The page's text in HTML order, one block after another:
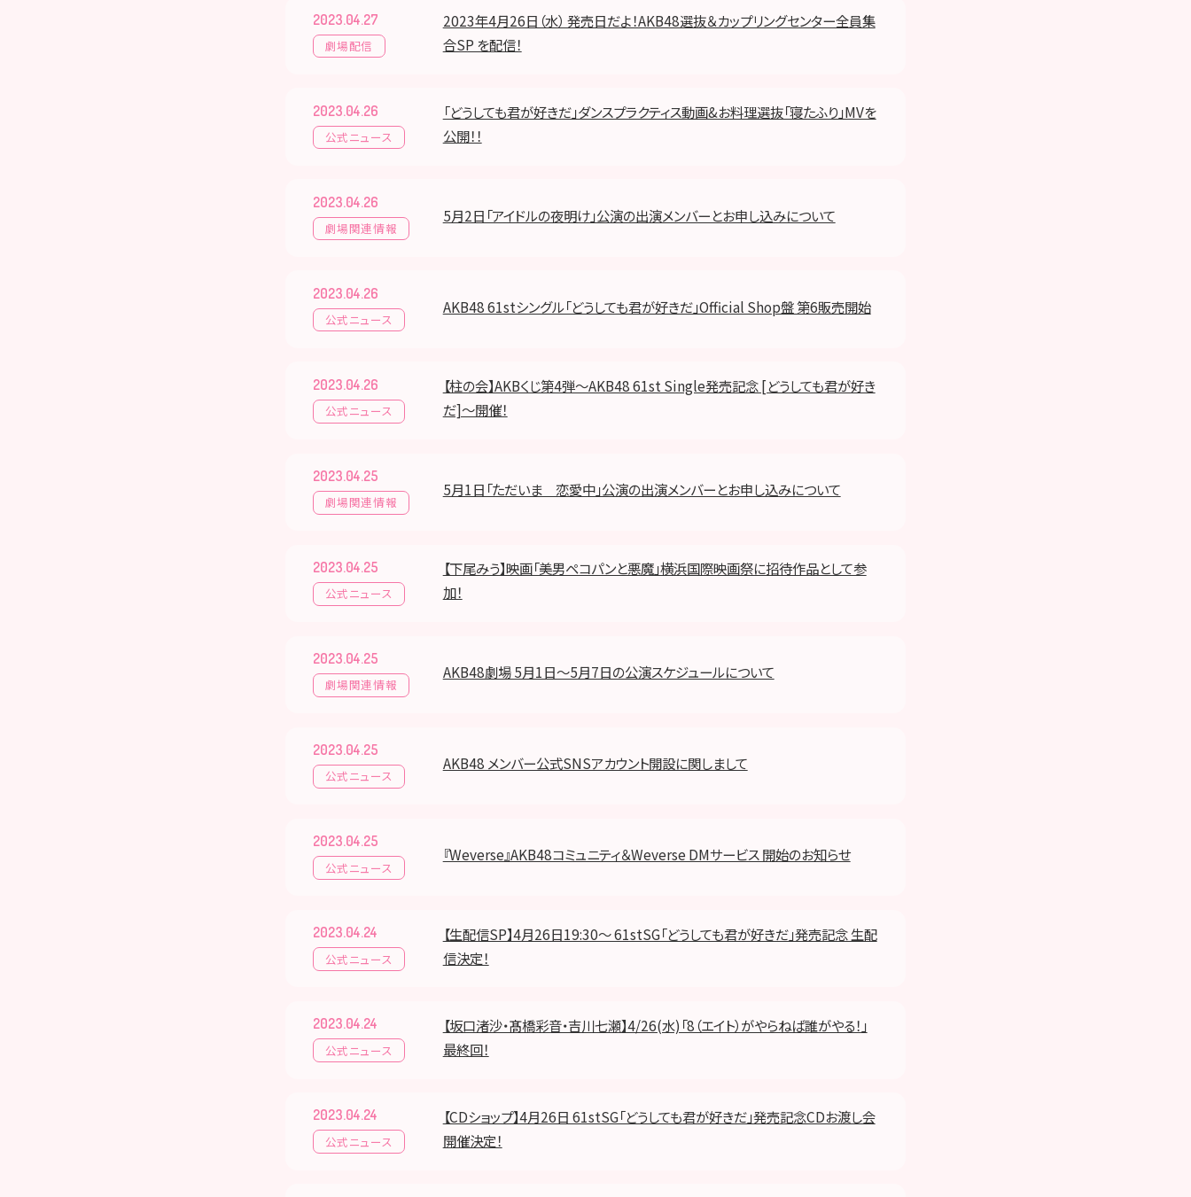
2023.04.27
劇場配信
2023年4月26日（水） 発売日だよ！AKB48選抜＆カップリングセンター全員集
合SP を配信！
2023.04.26
公式ニュース
「どうしても君が好きだ」ダンスプラクティス動画&お料理選抜「寝たふり」MVを
公開！！
2023.04.26
劇場関連情報
5月2日「アイドルの夜明け」公演の出演メンバーとお申し込みについて
2023.04.26
公式ニュース
AKB48 61stシングル「どうしても君が好きだ」Official Shop盤 第6販売開始
2023.04.26
公式ニュース
【柱の会】AKBくじ第4弾～AKB48 61st Single発売記念 [どうしても君が好き
だ]～開催！
2023.04.25
劇場関連情報
5月1日「ただいま 恋愛中」公演の出演メンバーとお申し込みについて
2023.04.25
公式ニュース
【下尾みう】映画「美男ペコパンと悪魔」横浜国際映画祭に招待作品として参
加！
2023.04.25
劇場関連情報
AKB48劇場 5月1日〜5月7日の公演スケジュールについて
2023.04.25
公式ニュース
AKB48 メンバー公式SNSアカウント開設に関しまして
2023.04.25
公式ニュース
『Weverse』AKB48コミュニティ＆Weverse DMサービス 開始のお知らせ
2023.04.24
公式ニュース
【生配信SP】4月26日19:30〜 61stSG「どうしても君が好きだ」発売記念 生配
信決定！
2023.04.24
公式ニュース
【坂口渚沙・髙橋彩音・吉川七瀬】4/26(水)「8（エイト）がやらねば誰がやる！」
最終回！
2023.04.24
公式ニュース
【CDショップ】4月26日 61stSG「どうしても君が好きだ」発売記念CDお渡し会
開催決定！